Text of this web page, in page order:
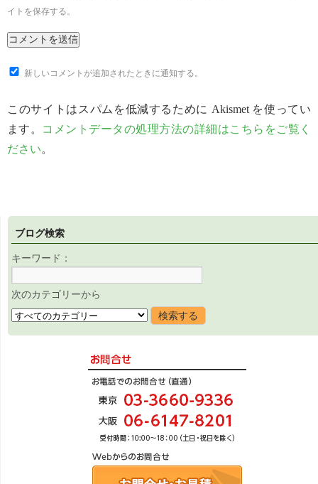
イトを保存する。
新しいコメントが追加されたときに通知する。
このサイトはスパムを低減するために Akismet を使ってい
ます。 コメントデータの処理方法の詳細はこちらをご覧く
ださい。
ブログ検索
キーワード：
次のカテゴリーから